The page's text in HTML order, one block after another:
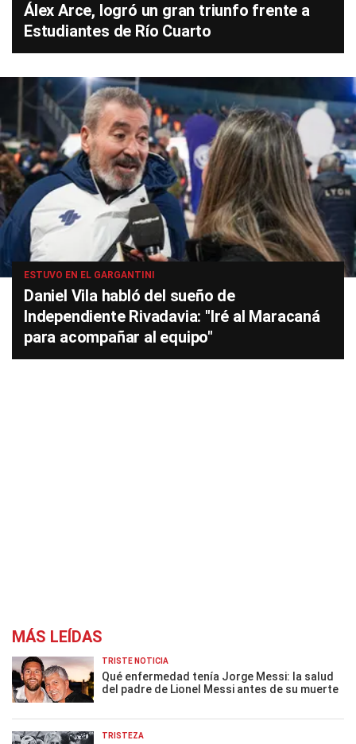
Álex Arce, logró un gran triunfo frente a
Estudiantes de Río Cuarto
ESTUVO EN EL GARGANTINI
Daniel Vila habló del sueño de
Independiente Rivadavia: "Iré al Maracaná
para acompañar al equipo"
MÁS LEÍDAS
TRISTE NOTICIA
Qué enfermedad tenía Jorge Messi: la salud
del padre de Lionel Messi antes de su muerte
TRISTEZA